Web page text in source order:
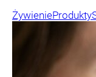
ŻywienieProdukty